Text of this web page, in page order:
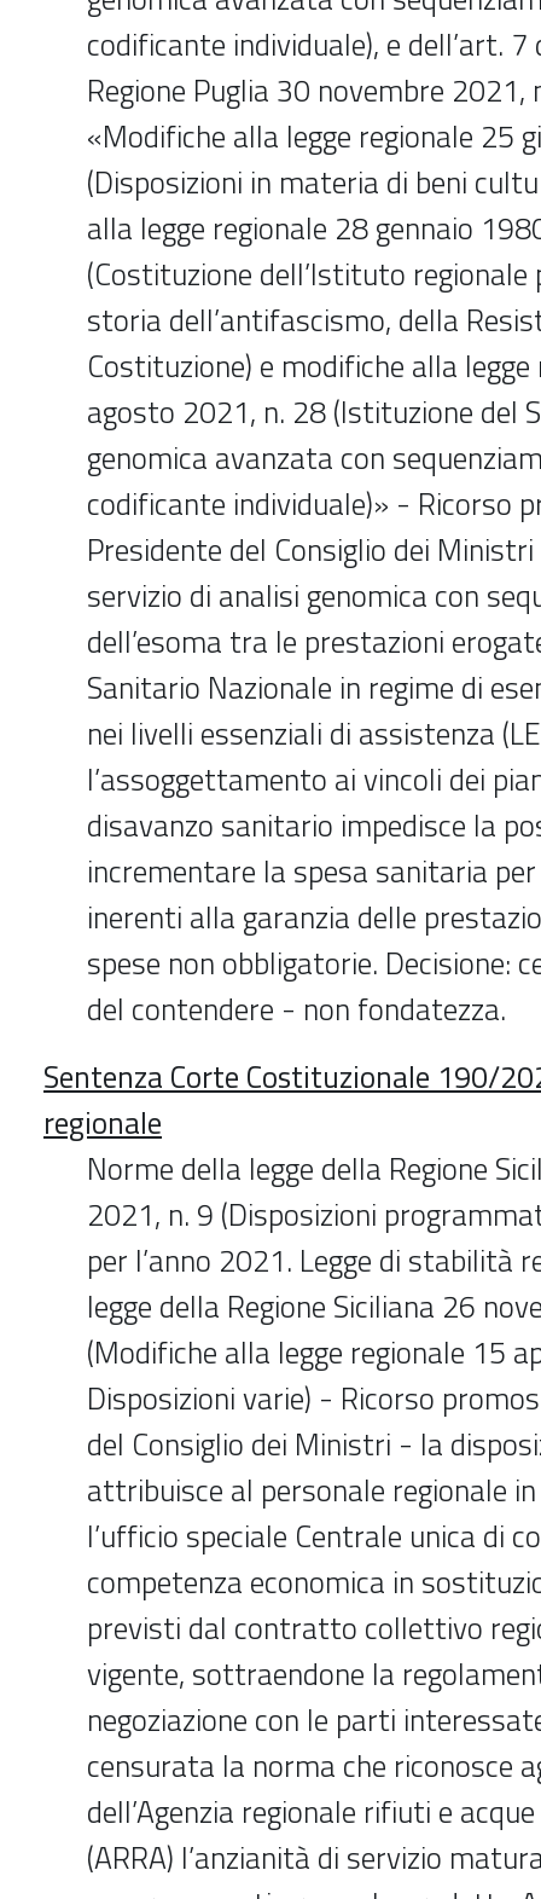
codificante individuale), e dell’art.
Regione Puglia 30 novembre 2021,
«Modifiche alla legge regionale 25
(Disposizioni in materia di beni
alla legge regionale 28 gennaio
(Costituzione dell’Istituto regionale
storia dell’antifascismo, della
Costituzione) e modifiche alla
agosto 2021, n. 28 (Istituzione del
genomica avanzata con
codificante individuale)» - Ricorso
Presidente del Consiglio dei
servizio di analisi genomica con
dell’esoma tra le prestazioni
Sanitario Nazionale in regime di
nei livelli essenziali di assistenza
l’assoggettamento ai vincoli dei
disavanzo sanitario impedisce la
incrementare la spesa sanitaria
inerenti alla garanzia delle
spese non obbligatorie. Decisione:
del contendere - non fondatezza.
Sentenza Corte Costituzionale 190/
regionale
Norme della legge della Regione
2021, n. 9 (Disposizioni
per l’anno 2021. Legge di stabilità
legge della Regione Siciliana 26
(Modifiche alla legge regionale 15
Disposizioni varie) - Ricorso
del Consiglio dei Ministri - la
attribuisce al personale regionale
l’ufficio speciale Centrale unica di
competenza economica in
previsti dal contratto collettivo
vigente, sottraendone la
negoziazione con le parti
censurata la norma che riconosce
dell’Agenzia regionale rifiuti e
(ARRA) l’anzianità di servizio